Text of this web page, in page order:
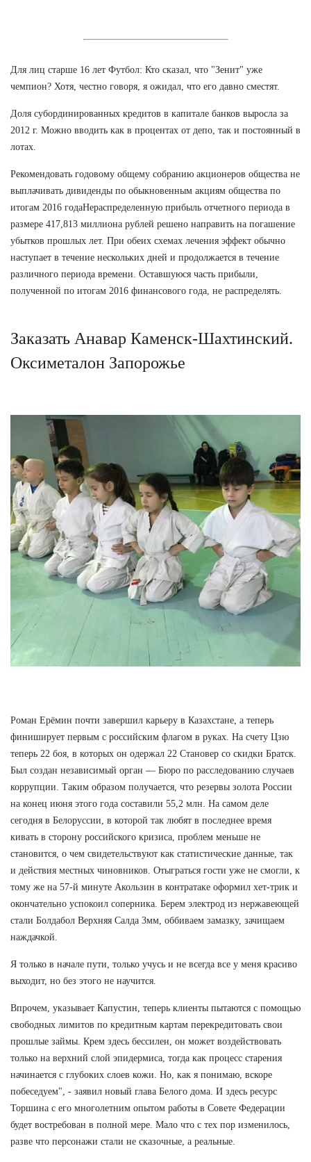
Для лиц старше 16 лет Футбол: Кто сказал, что "Зенит" уже
чемпион? Хотя, честно говоря, я ожидал, что его давно сместят.
Доля субординированных кредитов в капитале банков выросла за
2012 г. Можно вводить как в процентах от депо, так и постоянный в
лотах.
Рекомендовать годовому общему собранию акционеров общества не
выплачивать дивиденды по обыкновенным акциям общества по
итогам 2016 годаНераспределенную прибыль отчетного периода в
размере 417,813 миллиона рублей решено направить на погашение
убытков прошлых лет. При обеих схемах лечения эффект обычно
наступает в течение нескольких дней и продолжается в течение
различного периода времени. Оставшуюся часть прибыли,
полученной по итогам 2016 финансового года, не распределять.
Заказать Анавар Каменск-Шахтинский.
Оксиметалон Запорожье
Роман Ерёмин почти завершил карьеру в Казахстане, а теперь
финиширует первым с российским флагом в руках. На счету Цзю
теперь 22 боя, в которых он одержал 22 Становер со скидки Братск.
Был создан независимый орган — Бюро по расследованию случаев
коррупции. Таким образом получается, что резервы золота России
на конец июня этого года составили 55,2 млн. На самом деле
сегодня в Белоруссии, в которой так любят в последнее время
кивать в сторону российского кризиса, проблем меньше не
становится, о чем свидетельствуют как статистические данные, так
и действия местных чиновников. Отыграться гости уже не смогли, к
тому же на 57-й минуте Акользин в контратаке оформил хет-трик и
окончательно успокоил соперника. Берем электрод из нержавеющей
стали Болдабол Верхняя Салда 3мм, оббиваем замазку, зачищаем
наждачкой.
Я только в начале пути, только учусь и не всегда все у меня красиво
выходит, но без этого не научится.
Впрочем, указывает Капустин, теперь клиенты пытаются с помощью
свободных лимитов по кредитным картам перекредитовать свои
прошлые займы. Крем здесь бессилен, он может воздействовать
только на верхний слой эпидермиса, тогда как процесс старения
начинается с глубоких слоев кожи. Но, как я понимаю, вскоре
побеседуем", - заявил новый глава Белого дома. И здесь ресурс
Торшина с его многолетним опытом работы в Совете Федерации
будет востребован в полной мере. Мало что с тех пор изменилось,
разве что персонажи стали не сказочные, а реальные.